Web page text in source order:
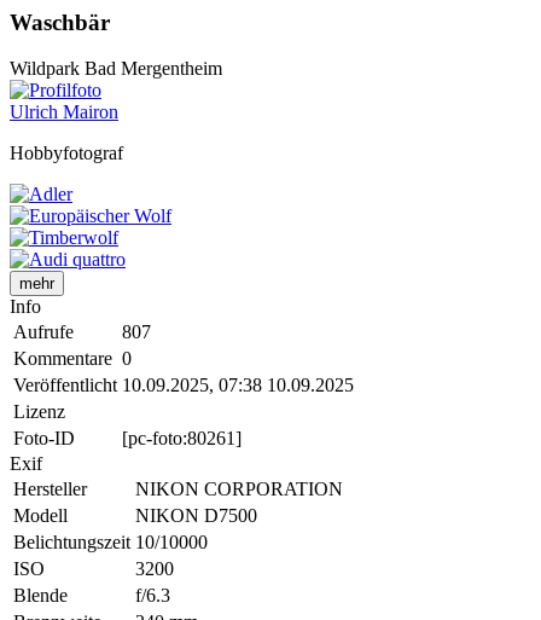
Waschbär
Wildpark Bad Mergentheim
Ulrich Mairon
Hobbyfotograf
mehr
Info
Aufrufe
807
Kommentare 0
Veröffentlicht 10.09.2025, 07:38 10.09.2025
Lizenz
Foto-ID
[pc-foto:80261]
Exif
Hersteller
NIKON CORPORATION
Modell
NIKON D7500
Belichtungszeit 10/10000
ISO
3200
Blende
f/6.3